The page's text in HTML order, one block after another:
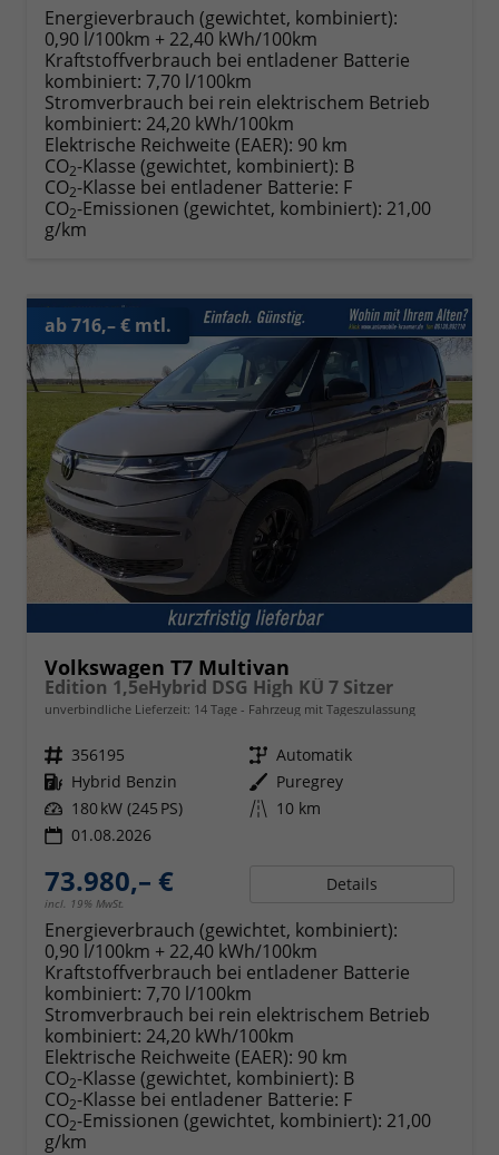
Energieverbrauch (gewichtet, kombiniert):
0,90 l/100km + 22,40 kWh/100km
Kraftstoffverbrauch bei entladener Batterie
kombiniert: 7,70 l/100km
Stromverbrauch bei rein elektrischem Betrieb
kombiniert: 24,20 kWh/100km
Elektrische Reichweite (EAER): 90 km
CO2-Klasse (gewichtet, kombiniert): B
CO2-Klasse bei entladener Batterie: F
CO2-Emissionen (gewichtet, kombiniert): 21,00
g/km
ab 716,– € mtl.
Volkswagen T7 Multivan
Edition 1,5eHybrid DSG High KÜ 7 Sitzer
unverbindliche Lieferzeit: 14 Tage Fahrzeug mit Tageszulassung
Fahrzeugnr. 356195 Getriebe Automatik
Kraftstoff Hybrid Benzin Außenfarbe Puregrey
Leistung 180 kW (245 PS) Kilometerstand 10 km
01.08.2026
73.980,– €
incl. 19% MwSt.
Details
Energieverbrauch (gewichtet, kombiniert):
0,90 l/100km + 22,40 kWh/100km
Kraftstoffverbrauch bei entladener Batterie
kombiniert: 7,70 l/100km
Stromverbrauch bei rein elektrischem Betrieb
kombiniert: 24,20 kWh/100km
Elektrische Reichweite (EAER): 90 km
CO2-Klasse (gewichtet, kombiniert): B
CO2-Klasse bei entladener Batterie: F
CO2-Emissionen (gewichtet, kombiniert): 21,00
g/km